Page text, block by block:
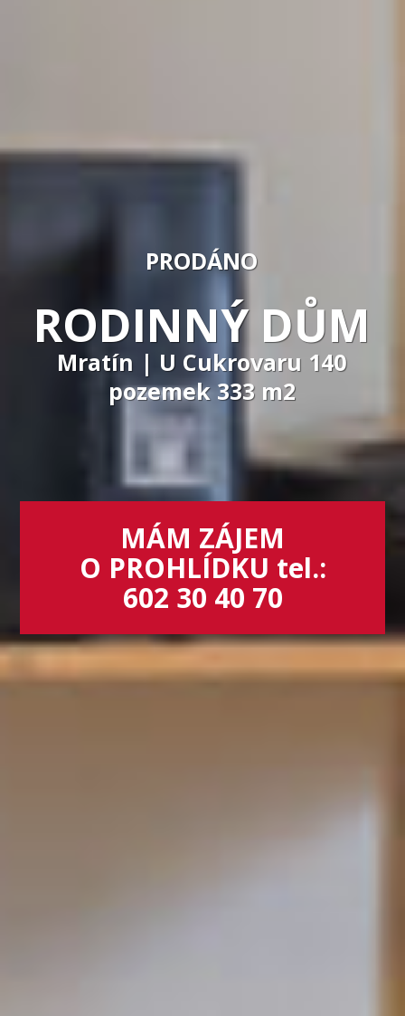
PRODÁNO
RODINNÝ DŮM
Mratín | U Cukrovaru 140
pozemek 333 m2
MÁM ZÁJEM
O PROHLÍDKU tel.:
602 30 40 70